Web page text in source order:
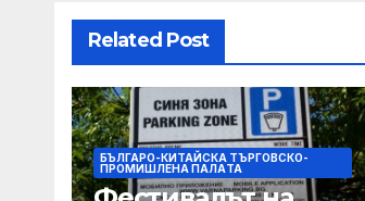
Related Post
БЪЛГАРО-КИТАЙСКА ТЪРГОВСКО-
ПРОМИШЛЕНА ПАЛAТА